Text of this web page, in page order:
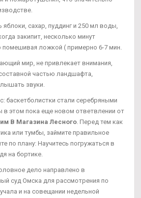
сахар, пуддинг и 250 мл воды,
закипит, несколько минут
помешивая ложкой ( примерно 6-7 мин.
мир, не привлекает внимания,
частью ландшафта,
звуки.
баскетболистки стали серебряными
этом пока еще новом ответвлении от
В Магазина Лесного. Перед тем как
или тумбы, займите правильное
по плану: Научитесь погружаться в
на бортике.
дело направлено в
суд Омска для рассмотрения по
и на совещании недельной